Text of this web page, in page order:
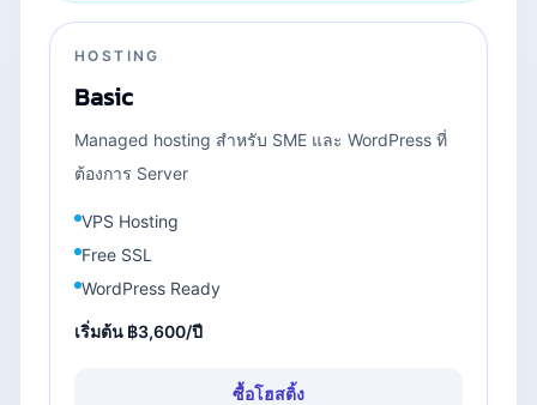
HOSTING
Basic
Managed hosting สำหรับ SME และ WordPress ที่
ต้องการ Server
VPS Hosting
Free SSL
WordPress Ready
เริ่มต้น ฿3,600/ปี
ซื้อโฮสติ้ง